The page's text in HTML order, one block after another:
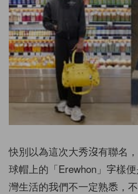
快別以為這次大秀沒有聯名
球帽上的「Erewhon」字樣
灣生活的我們不一定熟悉，